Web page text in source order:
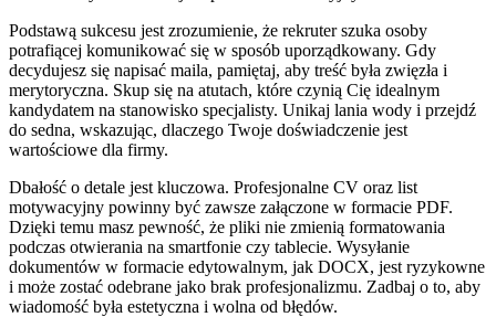
Podstawą sukcesu jest zrozumienie, że rekruter szuka osoby
potrafiącej komunikować się w sposób uporządkowany. Gdy
decydujesz się napisać maila, pamiętaj, aby treść była zwięzła i
merytoryczna. Skup się na atutach, które czynią Cię idealnym
kandydatem na stanowisko specjalisty. Unikaj lania wody i przejdź
do sedna, wskazując, dlaczego Twoje doświadczenie jest
wartościowe dla firmy.
Dbałość o detale jest kluczowa. Profesjonalne CV oraz list
motywacyjny powinny być zawsze załączone w formacie PDF.
Dzięki temu masz pewność, że pliki nie zmienią formatowania
podczas otwierania na smartfonie czy tablecie. Wysyłanie
dokumentów w formacie edytowalnym, jak DOCX, jest ryzykowne
i może zostać odebrane jako brak profesjonalizmu. Zadbaj o to, aby
wiadomość była estetyczna i wolna od błędów.